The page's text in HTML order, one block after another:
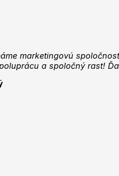
marketingovú
a spoločný rast!